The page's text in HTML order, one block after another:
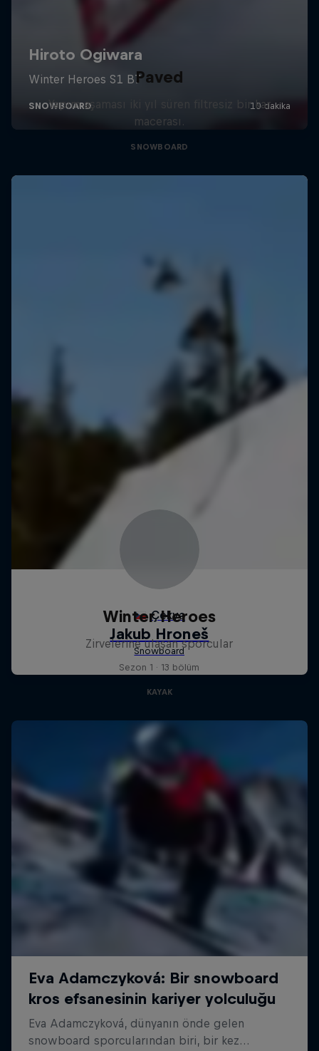
Paved
Yapım aşaması iki yıl süren filtresiz bir kar
macerası.
SNOWBOARD
Winter Heroes
Zirvelerine ulaşan sporcular
Sezon 1 · 13 bölüm
KAYAK